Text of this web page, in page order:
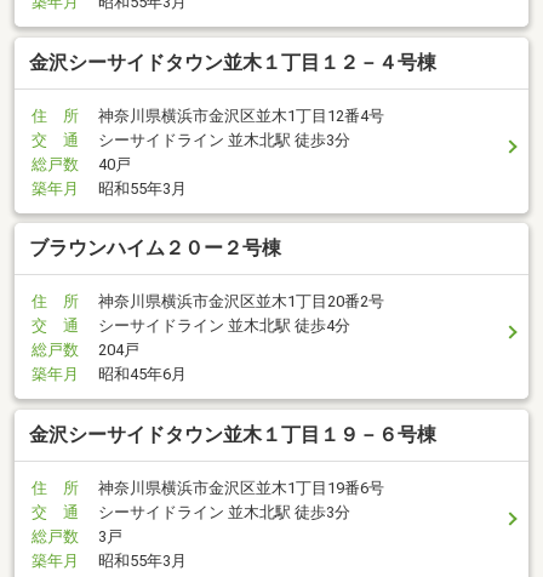
金沢シーサイドタウン並木１丁目１２－４号棟
住 所
神奈川県横浜市金沢区並木1丁目12番4号
交 通
シーサイドライン 並木北駅 徒歩3分
総戸数
40戸
築年月
昭和55年3月
ブラウンハイム２０ー２号棟
住 所
神奈川県横浜市金沢区並木1丁目20番2号
交 通
シーサイドライン 並木北駅 徒歩4分
総戸数
204戸
築年月
昭和45年6月
金沢シーサイドタウン並木１丁目１９－６号棟
住 所
神奈川県横浜市金沢区並木1丁目19番6号
交 通
シーサイドライン 並木北駅 徒歩3分
総戸数
3戸
築年月
昭和55年3月